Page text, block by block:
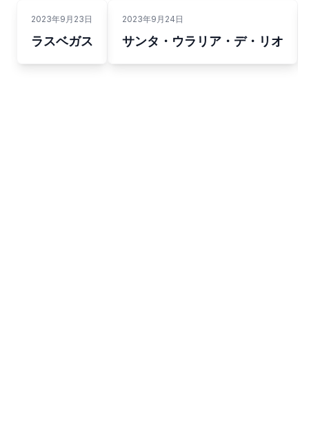
2023年9月23日
ラスベガス
2023年9月24日
サンタ・ウラリア・デ・リオ